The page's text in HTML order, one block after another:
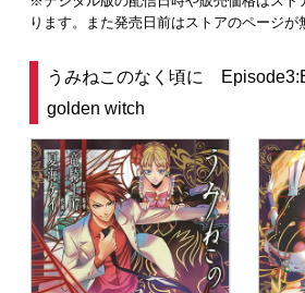
ります。また発売日前はストアのページが
うみねこのなく頃に
golden witch